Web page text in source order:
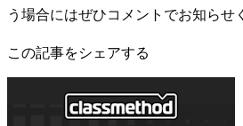
う場合にはぜひコメントでお知らせ
この記事をシェアする